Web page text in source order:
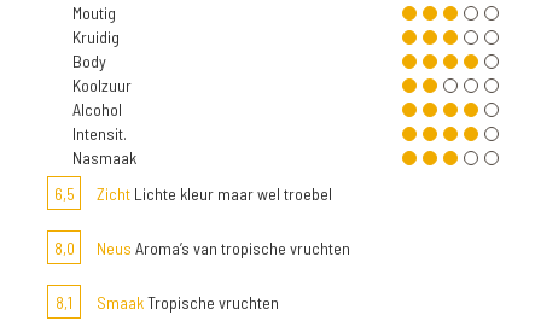
Moutig
Kruidig
Body
Koolzuur
Alcohol
Intensit.
Nasmaak
6,5
Zicht Lichte kleur maar wel troebel
8,0 Neus Aroma’s van tropische vruchten
8,1 SmaakTropische vruchten